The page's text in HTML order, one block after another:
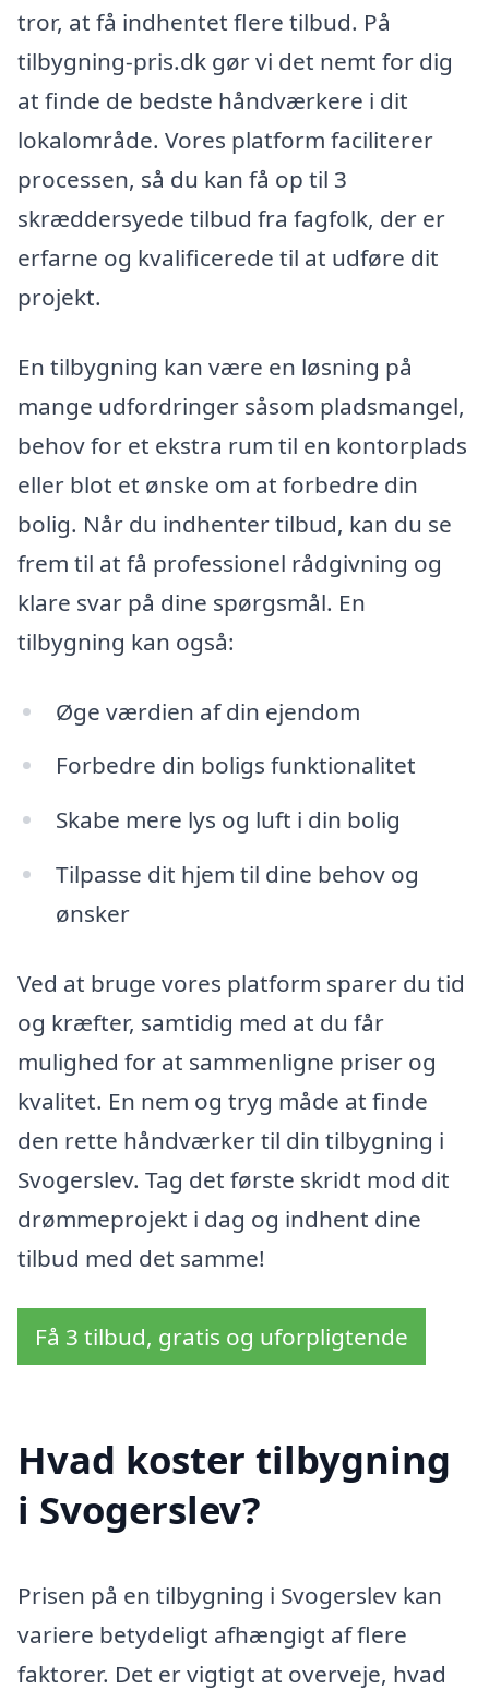
tror, at få indhentet flere tilbud. På
tilbygning-pris.dk gør vi det nemt for dig
at finde de bedste håndværkere i dit
lokalområde. Vores platform faciliterer
processen, så du kan få op til 3
skræddersyede tilbud fra fagfolk, der er
erfarne og kvalificerede til at udføre dit
projekt.
En tilbygning kan være en løsning på
mange udfordringer såsom pladsmangel,
behov for et ekstra rum til en kontorplads
eller blot et ønske om at forbedre din
bolig. Når du indhenter tilbud, kan du se
frem til at få professionel rådgivning og
klare svar på dine spørgsmål. En
tilbygning kan også:
Øge værdien af din ejendom
Forbedre din boligs funktionalitet
Skabe mere lys og luft i din bolig
Tilpasse dit hjem til dine behov og
ønsker
Ved at bruge vores platform sparer du tid
og kræfter, samtidig med at du får
mulighed for at sammenligne priser og
kvalitet. En nem og tryg måde at finde
den rette håndværker til din tilbygning i
Svogerslev. Tag det første skridt mod dit
drømmeprojekt i dag og indhent dine
tilbud med det samme!
Få 3 tilbud, gratis og uforpligtende
Hvad koster tilbygning
i Svogerslev?
Prisen på en tilbygning i Svogerslev kan
variere betydeligt afhængigt af flere
faktorer. Det er vigtigt at overveje, hvad